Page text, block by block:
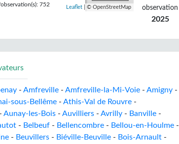
752
Leaflet| © OpenStreetMap
observation
2025
- Amfreville - Amfreville-la-Mi-Voie - Amigny -
sous-Bellême - Athis-Val de Rouvre -
- Aunay-les-Bois - Auvilliers - Avrilly - Banville -
- Belbeuf - Bellencombre - Bellou-en-Houlme -
- Beuvillers - Biéville-Beuville - Bois-Arnault -